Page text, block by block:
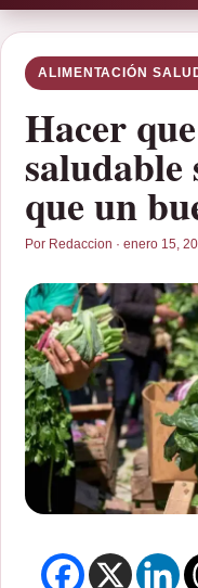
ALIMENTACIÓN
Hacer
saludable
que un
Por Redaccion · enero 15,